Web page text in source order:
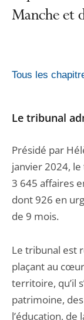
Manche et
Tous les
Le tribunal
Présidé par
janvier 2024,
3 645 affaires
dont 926 en
de 9 mois.
Le tribunal est
plaçant au
territoire, qu’il
patrimoine,
l’éducation, de